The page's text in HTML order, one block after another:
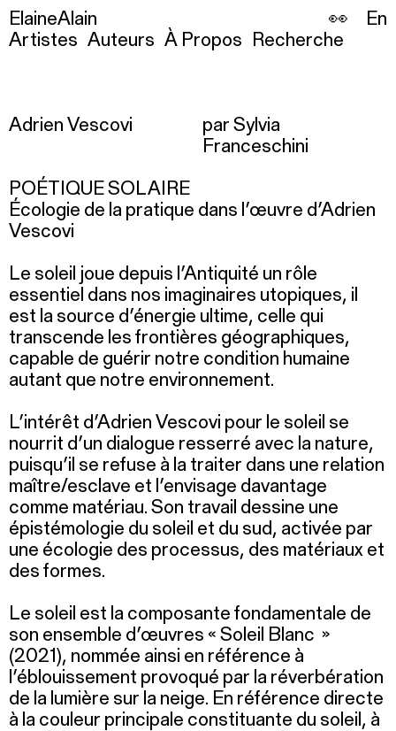
ElaineAlain
Artistes Auteurs À Propos Recherche
👀 En
Adrien Vescovi
par Sylvia
Franceschini
POÉTIQUE SOLAIRE
Écologie de la pratique dans l’œuvre d’Adrien
Vescovi
Le soleil joue depuis l’Antiquité un rôle
essentiel dans nos imaginaires utopiques, il
est la source d’énergie ultime, celle qui
transcende les frontières géographiques,
capable de guérir notre condition humaine
autant que notre environnement.
L’intérêt d’Adrien Vescovi pour le soleil se
nourrit d’un dialogue resserré avec la nature,
puisqu’il se refuse à la traiter dans une relation
maître/esclave et l’envisage davantage
comme matériau. Son travail dessine une
épistémologie du soleil et du sud, activée par
une écologie des processus, des matériaux et
des formes.
Le soleil est la composante fondamentale de
son ensemble d’œuvres « Soleil Blanc »
(2021), nommée ainsi en référence à
l’éblouissement provoqué par la réverbération
de la lumière sur la neige. En référence directe
à la couleur principale constituante du soleil, à